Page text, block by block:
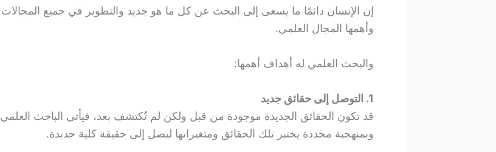
إن الإنسان دائمًا ما يسعى إلى البحث عن كل ما هو جديد والتطوير في جميع المجالات
وأهمها المجال العلمي.
والبحث العلمي له أهداف أهمها:
1. التوصل إلى حقائق جديد
قد تكون الحقائق الجديدة موجودة من قبل ولكن لم تُكتشف بعد، فيأتي الباحث العلمي
وبمنهجية محددة يختبر تلك الحقائق ومتغيراتها ليصل إلى حقيقة كلية جديدة.